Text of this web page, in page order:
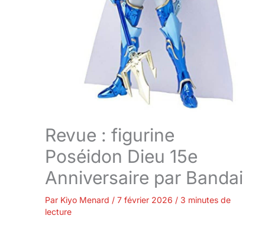
Revue : figurine
Poséidon Dieu 15e
Anniversaire par Bandai
Par Kiyo Menard / 7 février 2026 / 3 minutes de
lecture